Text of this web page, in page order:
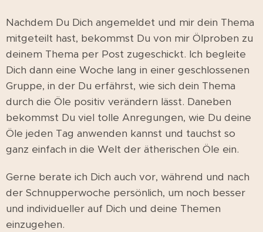
Nachdem Du Dich angemeldet und mir dein Thema
mitgeteilt hast, bekommst Du von mir Ölproben zu
deinem Thema per Post zugeschickt. Ich begleite
Dich dann eine Woche lang in einer geschlossenen
Gruppe, in der Du erfährst, wie sich dein Thema
durch die Öle positiv verändern lässt. Daneben
bekommst Du viel tolle Anregungen, wie Du deine
Öle jeden Tag anwenden kannst und tauchst so
ganz einfach in die Welt der ätherischen Öle ein.
Gerne berate ich Dich auch vor, während und nach
der Schnupperwoche persönlich, um noch besser
und individueller auf Dich und deine Themen
einzugehen.